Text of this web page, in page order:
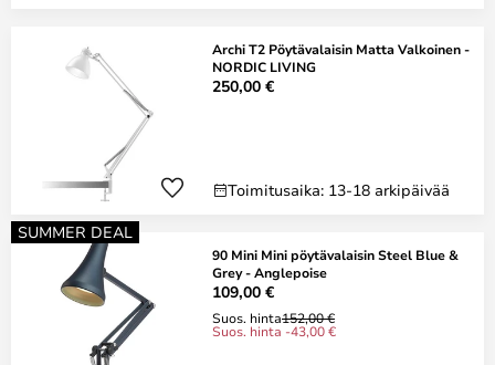
Archi T2 Pöytävalaisin Matta Valkoinen -
NORDIC LIVING
250,00 €
Toimitusaika: 13-18 arkipäivää
SUMMER DEAL
90 Mini Mini pöytävalaisin Steel Blue &
Grey - Anglepoise
109,00 €
Suos. hinta152,00 €
Suos. hinta -43,00 €